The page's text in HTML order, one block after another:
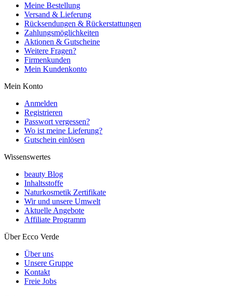
Meine Bestellung
Versand & Lieferung
Rücksendungen & Rückerstattungen
Zahlungsmöglichkeiten
Aktionen & Gutscheine
Weitere Fragen?
Firmenkunden
Mein Kundenkonto
Mein Konto
Anmelden
Registrieren
Passwort vergessen?
Wo ist meine Lieferung?
Gutschein einlösen
Wissenswertes
beauty Blog
Inhaltsstoffe
Naturkosmetik Zertifikate
Wir und unsere Umwelt
Aktuelle Angebote
Affiliate Programm
Über Ecco Verde
Über uns
Unsere Gruppe
Kontakt
Freie Jobs